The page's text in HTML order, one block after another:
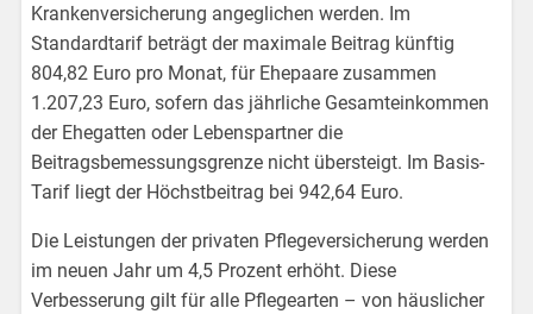
Krankenversicherung angeglichen werden. Im
Standardtarif beträgt der maximale Beitrag künftig
804,82 Euro pro Monat, für Ehepaare zusammen
1.207,23 Euro, sofern das jährliche Gesamteinkommen
der Ehegatten oder Lebenspartner die
Beitragsbemessungsgrenze nicht übersteigt. Im Basis-
Tarif liegt der Höchstbeitrag bei 942,64 Euro.
Die Leistungen der privaten Pflegeversicherung werden
im neuen Jahr um 4,5 Prozent erhöht. Diese
Verbesserung gilt für alle Pflegearten – von häuslicher